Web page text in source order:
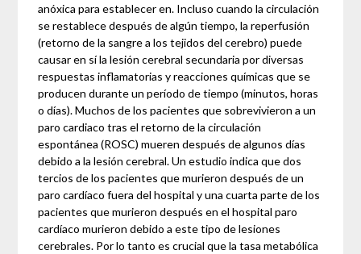
anóxica para establecer en. Incluso cuando la circulación
se restablece después de algún tiempo, la reperfusión
(retorno de la sangre a los tejidos del cerebro) puede
causar en sí la lesión cerebral secundaria por diversas
respuestas inflamatorias y reacciones químicas que se
producen durante un período de tiempo (minutos, horas
o días). Muchos de los pacientes que sobrevivieron a un
paro cardiaco tras el retorno de la circulación
espontánea (ROSC) mueren después de algunos días
debido a la lesión cerebral. Un estudio indica que dos
tercios de los pacientes que murieron después de un
paro cardíaco fuera del hospital y una cuarta parte de los
pacientes que murieron después en el hospital paro
cardíaco murieron debido a este tipo de lesiones
cerebrales. Por lo tanto es crucial que la tasa metabólica